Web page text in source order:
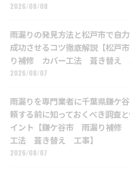
2026/08/08
雨漏りの発見方法と松戸市で自
成功させるコツ徹底解説【松戸
り補修 カバー工法 葺き替え
2026/08/07
雨漏りを専門業者に千葉県鎌ケ
頼する前に知っておくべき調査
イント【鎌ケ谷市 雨漏り補修
工法 葺き替え 工事】
2026/08/07